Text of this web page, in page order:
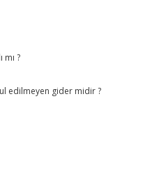
?
edilmeyen gider midir ?